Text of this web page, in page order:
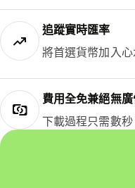
追蹤實時匯率
將首選貨幣加入
費用全免兼絕無
下載過程只需數